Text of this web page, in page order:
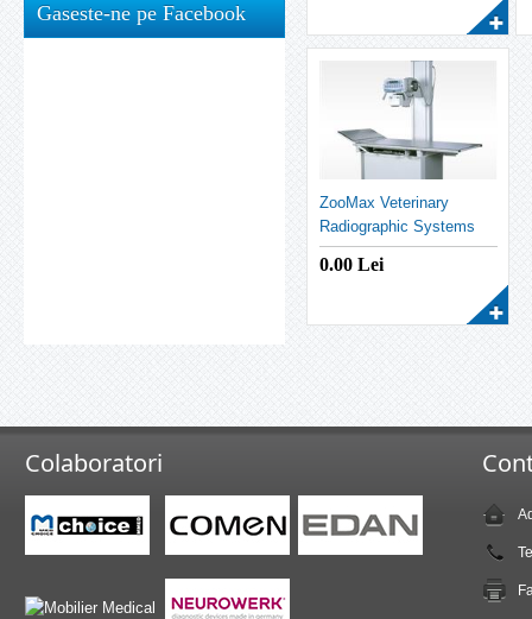
Gaseste-ne pe Facebook
ZooMax Veterinary
Radiographic Systems
WHITE
0.00Lei
Colaboratori